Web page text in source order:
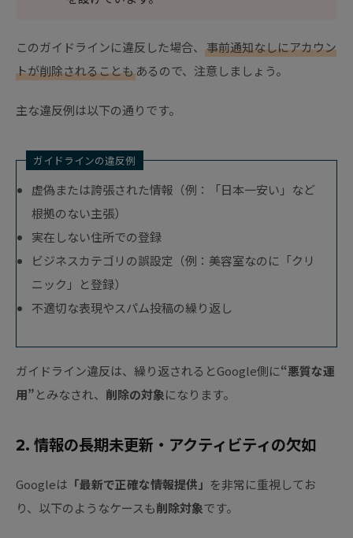
このガイドラインに違反した場合、 事前通知なしにアカウン
トが削除されることもあるので、注意しましょう。
主な違反例は以下の通りです。
ガイドラインの違反例
虚偽または誇張された情報（例：「日本一安い」など
根拠のない主張）
実在しない住所での登録
ビジネスカテゴリの誤設定（例：美容室なのに「クリ
ニック」と登録）
不適切な表現やスパム投稿の繰り返し
ガイドライン違反は、繰り返されるとGoogle側に“悪質な運
用”とみなされ、 削除の対象になります。
2. 情報の長期未更新・アクティビティの欠如
Googleは 「最新で正確な情報提供」 を非常に重視してお
り、以下のようなケースも削除対象です。